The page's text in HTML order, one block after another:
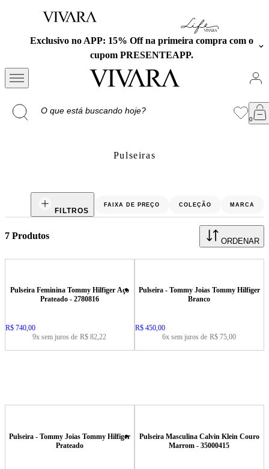
Exclusivo no APP: 15% Off na primeira compra com o
cupom PRESENTEAPP.
Pulseiras
Pulseiras | Acessórios Pulseiras
FAIXA DE PREÇO COLEÇÃO MARCA
FILTROS
7 Produtos ORDENAR
Pulseira Feminina Tommy Hilfiger Aço
Prateado - 2780816
Price:
R$ 740,00
9x sem juros de R$ 82,22
Pulseira - Tommy Joias Tommy Hilfiger
Branco
Price:
R$ 450,00
6x sem juros de R$ 75,00
Pulseira - Tommy Joias Tommy Hilfiger
Prateado
Pulseira Masculina Calvin Klein Couro
Marrom - 35000415